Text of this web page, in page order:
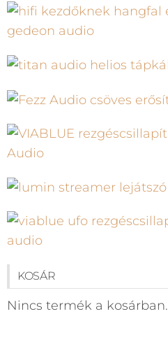
KOSÁR
Nincs termék a kosárban.